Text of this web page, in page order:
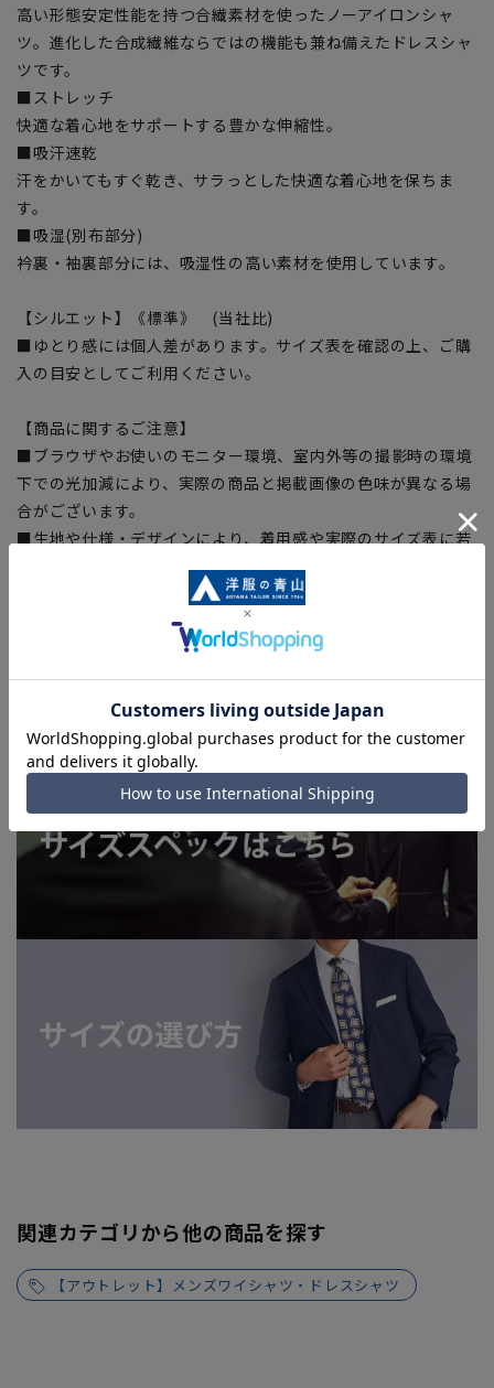
高い形態安定性能を持つ合繊素材を使ったノーアイロンシャ
ツ。進化した合成繊維ならではの機能も兼ね備えたドレスシャ
ツです。
■ストレッチ
快適な着心地をサポートする豊かな伸縮性。
■吸汗速乾
汗をかいてもすぐ乾き、サラっとした快適な着心地を保ちま
す。
■吸湿(別布部分)
衿裏・袖裏部分には、吸湿性の高い素材を使用しています。
【シルエット】《標準》 (当社比)
■ゆとり感には個人差があります。サイズ表を確認の上、ご購
入の目安としてご利用ください。
【商品に関するご注意】
■ブラウザやお使いのモニター環境、室内外等の撮影時の環境
下での光加減により、実際の商品と掲載画像の色味が異なる場
合がございます。
■生地や仕様・デザインにより、着用感や実際のサイズ表に若
干の誤差が生じる場合がございます。予めご了承ください。
■店舗や各モールサイトと商品在庫を共有しております関係
上、ご注文いただいたタイミングにより欠品が発生し、ご注文
を完了できない場合がございます。予めご了承ください。(お
急ぎ発送のご注文につきましても、ご注文のタイミングによっ
てはお急ぎ発送サービスを選択できない場合がございます。)
関連カテゴリから他の商品を探す
【アウトレット】メンズワイシャツ・ドレスシャツ